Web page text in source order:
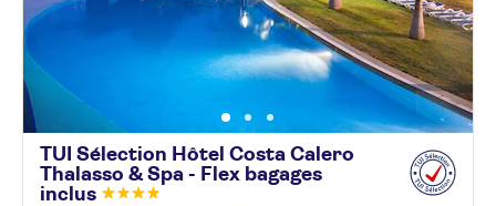
TUI Sélection Hôtel Costa Calero
Thalasso & Spa - Flex bagages
inclus